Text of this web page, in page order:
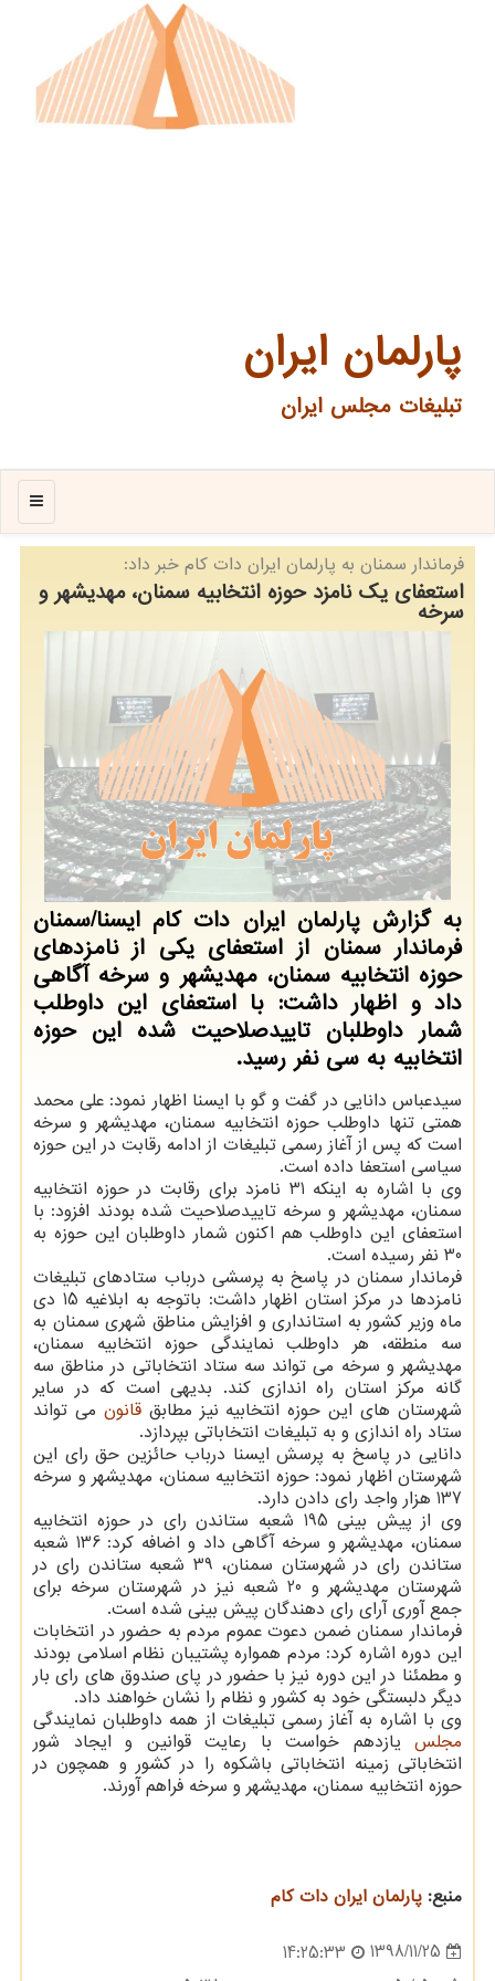
پارلمان ایران
تبلیغات مجلس ایران
منو
فرماندار سمنان به پارلمان ایران دات كام خبر داد:
استعفای یك نامزد حوزه انتخابیه سمنان، مهدیشهر و
سرخه
به گزارش پارلمان ایران دات كام ایسنا/سمنان
فرماندار سمنان از استعفای یكی از نامزدهای
حوزه انتخابیه سمنان، مهدیشهر و سرخه آگاهی
داد و اظهار داشت: با استعفای این داوطلب
شمار داوطلبان تاییدصلاحیت شده این حوزه
انتخابیه به سی نفر رسید.
سیدعباس دانایی در گفت و گو با ایسنا اظهار نمود: علی محمد
همتی تنها داوطلب حوزه انتخابیه سمنان، مهدیشهر و سرخه
است كه پس از آغاز رسمی تبلیغات از ادامه رقابت در این حوزه
سیاسی استعفا داده است.
وی با اشاره به اینكه 31 نامزد برای رقابت در حوزه انتخابیه
سمنان، مهدیشهر و سرخه تاییدصلاحیت شده بودند افزود: با
استعفای این داوطلب هم اكنون شمار داوطلبان این حوزه به
30 نفر رسیده است.
فرماندار سمنان در پاسخ به پرسشی درباب ستادهای تبلیغات
نامزدها در مركز استان اظهار داشت: باتوجه به ابلاغیه 15 دی
ماه وزیر كشور به استانداری و افزایش مناطق شهری سمنان به
سه منطقه، هر داوطلب نمایندگی حوزه انتخابیه سمنان،
مهدیشهر و سرخه می تواند سه ستاد انتخاباتی در مناطق سه
گانه مركز استان راه اندازی كند. بدیهی است كه در سایر
شهرستان های این حوزه انتخابیه نیز مطابققانون می تواند
ستاد راه اندازی و به تبلیغات انتخاباتی بپردازد.
دانایی در پاسخ به پرسش ایسنا درباب حائزین حق رای این
شهرستان اظهار نمود: حوزه انتخابیه سمنان، مهدیشهر و سرخه
137 هزار واجد رای دادن دارد.
وی از پیش بینی 195 شعبه ستاندن رای در حوزه انتخابیه
سمنان، مهدیشهر و سرخه آگاهی داد و اضافه كرد: 136 شعبه
ستاندن رای در شهرستان سمنان، 39 شعبه ستاندن رای در
شهرستان مهدیشهر و 20 شعبه نیز در شهرستان سرخه برای
جمع آوری آرای رای دهندگان پیش بینی شده است.
فرماندار سمنان ضمن دعوت عموم مردم به حضور در انتخابات
این دوره اشاره كرد: مردم همواره پشتیبان نظام اسلامی بودند
و مطمئنا در این دوره نیز با حضور در پای صندوق های رای بار
دیگر دلبستگی خود به كشور و نظام را نشان خواهند داد.
وی با اشاره به آغاز رسمی تبلیغات از همه داوطلبان نمایندگی
مجلس یازدهم خواست با رعایت قوانین و ایجاد شور
انتخاباتی زمینه انتخاباتی باشكوه را در كشور و همچون در
حوزه انتخابیه سمنان، مهدیشهر و سرخه فراهم آورند.
منبع: پارلمان ایران دات كام
1398/11/25
14:25:33